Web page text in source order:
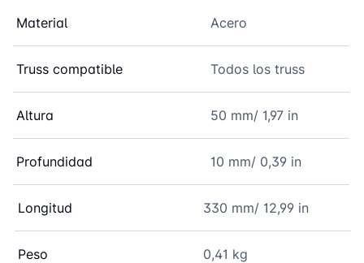
Material Acero
Truss compatible Todos los truss
Altura 50 mm/ 1,97 in
Profundidad 10 mm/ 0,39 in
Longitud 330 mm/ 12,99 in
Peso 0,41 kg